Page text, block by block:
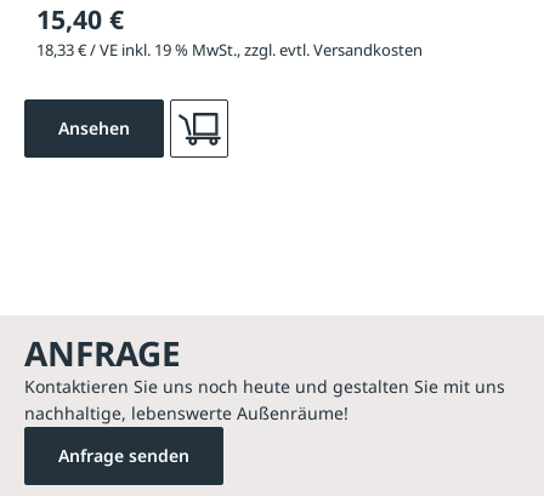
15,40 €
18,33 € / VE inkl. 19 % MwSt., zzgl. evtl. Versandkosten
Ansehen
ANFRAGE
Kontaktieren Sie uns noch heute und gestalten Sie mit uns
nachhaltige, lebenswerte Außenräume!
Anfrage senden